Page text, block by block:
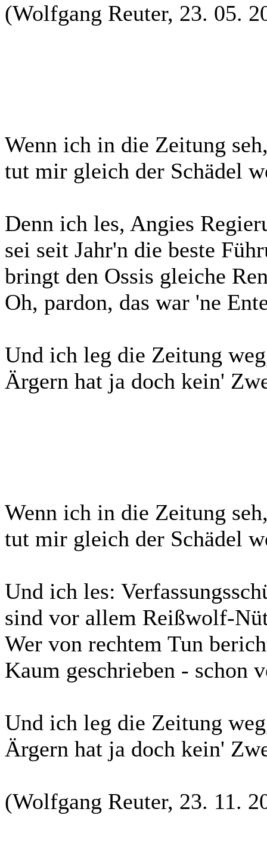
(Wolfgang Reuter, 23. 05.
Wenn ich in die Zeitung
tut mir gleich der Schädel
Denn ich les, Angies
sei seit Jahr'n die beste
bringt den Ossis gleiche
Oh, pardon, das war 'ne
Und ich leg die Zeitung
Ärgern hat ja doch kein'
Wenn ich in die Zeitung
tut mir gleich der Schädel
Und ich les:
sind vor allem Reißwolf-
Wer von rechtem Tun
Kaum geschrieben - schon
Und ich leg die Zeitung
Ärgern hat ja doch kein'
(Wolfgang Reuter, 23. 11.